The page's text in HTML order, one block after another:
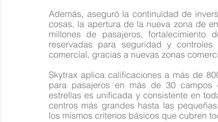
Además, aseguró la continuidad de
cosas, la apertura de la nueva zona de
millones de pasajeros, fortalecimiento
reservadas para seguridad y
comercial, gracias a nuevas zonas
Skytrax aplica calificaciones a más de
para pasajeros en más de 30 campos
estrellas es unificada y consistente en
centros más grandes hasta las
los mismos criterios básicos que cubren